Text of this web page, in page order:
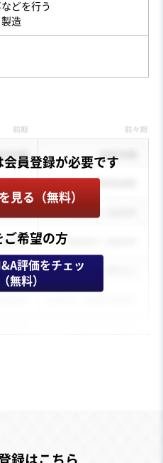
どを行う
造
見る（無料）
ご希望の方
評価をチェッ
無料）
録はこちら